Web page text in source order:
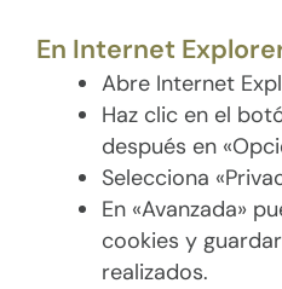
En Internet
Abre Internet
Haz clic en el
después en
Selecciona
En «Avanzada»
cookies y
realizados.